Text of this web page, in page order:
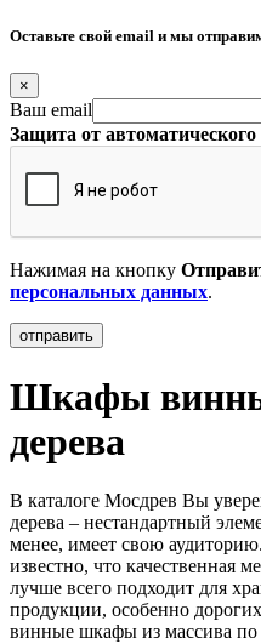
Оставьте свой email и мы
×
Ваш email
Защита от автоматического
Нажимая на кнопку
персональных данных.
Шкафы
дерева
В каталоге Мосдрев Вы
дерева – нестандартный
менее, имеет свою
известно, что качественная
лучше всего подходит для
продукции, особенно
винные шкафы из массива по